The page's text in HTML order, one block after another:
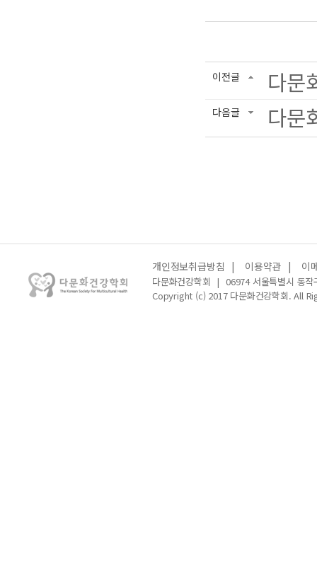
이전글 다문
다음글 다문
개인정보취급방침 | 이용약관 | 이
다문화건강학회 | 06974 서울특별시 동
Copyright (c) 2017 다문화건강학회. All